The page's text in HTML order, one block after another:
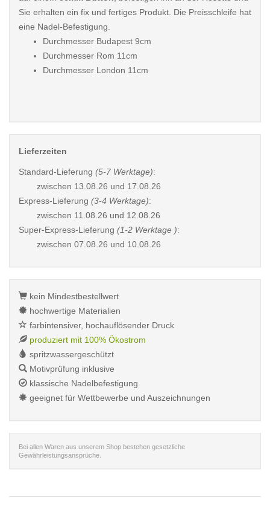
Sie erhalten ein fix und fertiges Produkt. Die Preisschleife hat
eine Nadel-Befestigung.
Durchmesser Budapest 9cm
Durchmesser Rom 11cm
Durchmesser London 11cm
Lieferzeiten
Standard-Lieferung (5-7 Werktage):
zwischen 13.08.26 und 17.08.26
Express-Lieferung (3-4 Werktage):
zwischen 11.08.26 und 12.08.26
Super-Express-Lieferung (1-2 Werktage ):
zwischen 07.08.26 und 10.08.26
kein Mindestbestellwert
hochwertige Materialien
farbintensiver, hochauflösender Druck
produziert mit 100% Ökostrom
spritzwassergeschützt
Motivprüfung inklusive
klassische Nadelbefestigung
geeignet für Wettbewerbe und Auszeichnungen
Bei allen Waren aus unserem Shop bestehen gesetzliche
Gewährleistungsansprüche.